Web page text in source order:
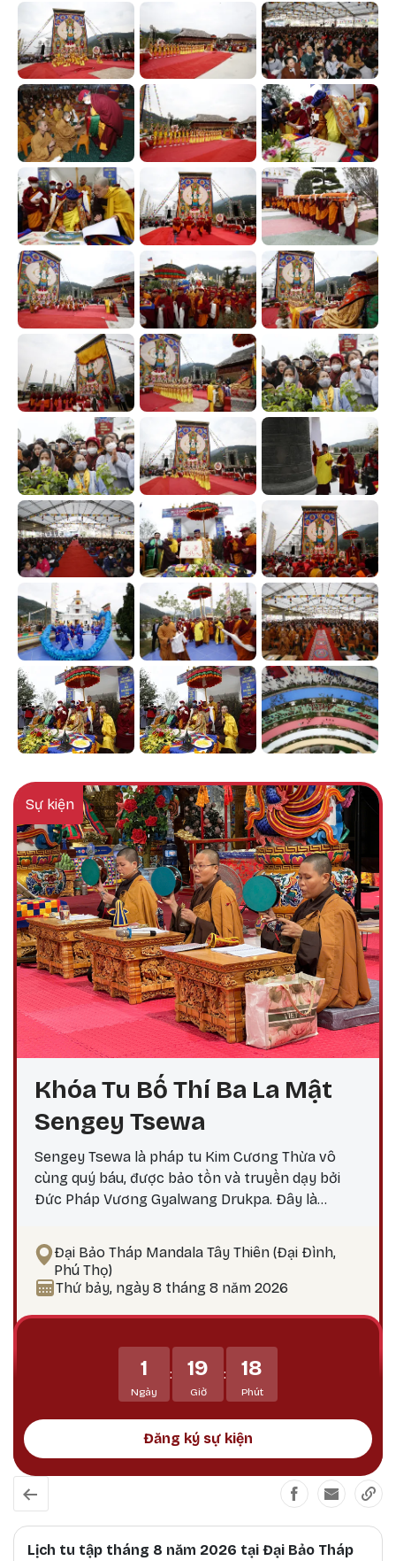
Sự kiện
Khóa Tu Bố Thí Ba La Mật
Sengey Tsewa
Sengey Tsewa là pháp tu Kim Cương Thừa vô
cùng quý báu, được bảo tồn và truyền dạy bởi
Đức Pháp Vương Gyalwang Drukpa. Đây là
phiền não bám chấp khổ đau Tích lũy công đức,
hướng tới giác ngộ Tại sao nên thực hành vào
ngày 25? Theo lịch Kim Cương Thừa, ngày 25 là
Phật Bản Tôn Mẫu Tính.
Đại Bảo Tháp Mandala Tây Thiên (Đại Đình,
Phú Thọ)
Thứ bảy, ngày 8 tháng 8 năm 2026
1
Ngày
: 19
Giờ
: 18
Phút
Đăng ký sự kiện
Lịch tu tập tháng 8 năm 2026 tại Đại Bảo Tháp